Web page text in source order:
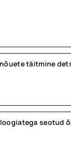
täitmine
seotud